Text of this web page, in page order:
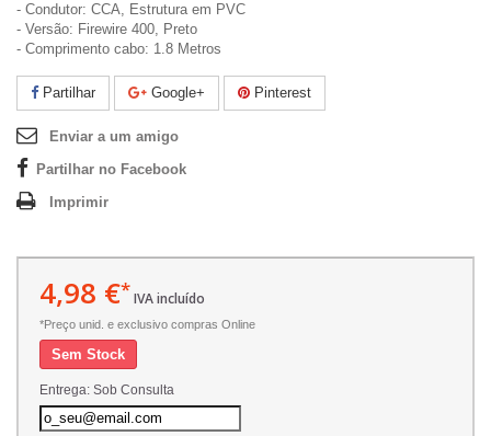
- Condutor: CCA, Estrutura em PVC
- Versão: Firewire 400, Preto
- Comprimento cabo: 1.8 Metros
Partilhar Google+ Pinterest
Enviar a um amigo
Partilhar no Facebook
Imprimir
4,98 €*IVA incluído
*Preço unid. e exclusivo compras Online
Sem Stock
Entrega: Sob Consulta